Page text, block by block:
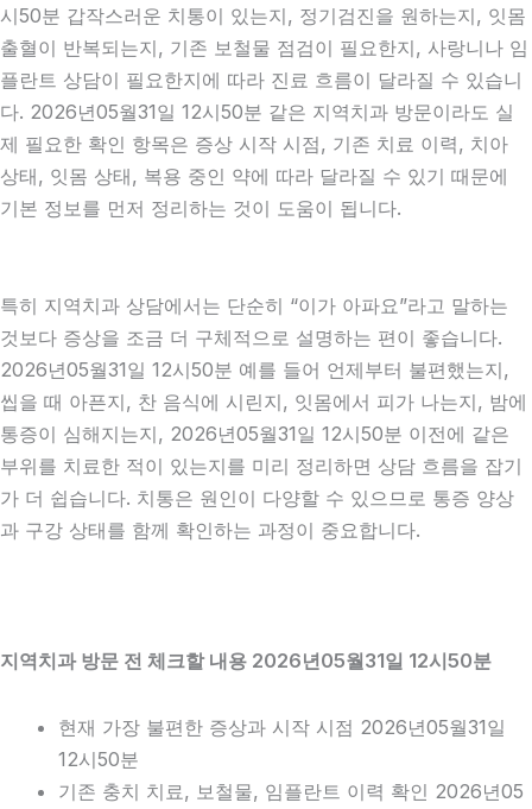
시50분 갑작스러운 치통이 있는지, 정기검진을 원하는지, 잇몸
출혈이 반복되는지, 기존 보철물 점검이 필요한지, 사랑니나 임
플란트 상담이 필요한지에 따라 진료 흐름이 달라질 수 있습니
다. 2026년05월31일 12시50분 같은 지역치과 방문이라도 실
제 필요한 확인 항목은 증상 시작 시점, 기존 치료 이력, 치아
상태, 잇몸 상태, 복용 중인 약에 따라 달라질 수 있기 때문에
기본 정보를 먼저 정리하는 것이 도움이 됩니다.
특히 지역치과 상담에서는 단순히 “이가 아파요”라고 말하는
것보다 증상을 조금 더 구체적으로 설명하는 편이 좋습니다.
2026년05월31일 12시50분 예를 들어 언제부터 불편했는지,
씹을 때 아픈지, 찬 음식에 시린지, 잇몸에서 피가 나는지, 밤에
통증이 심해지는지, 2026년05월31일 12시50분 이전에 같은
부위를 치료한 적이 있는지를 미리 정리하면 상담 흐름을 잡기
가 더 쉽습니다. 치통은 원인이 다양할 수 있으므로 통증 양상
과 구강 상태를 함께 확인하는 과정이 중요합니다.
지역치과 방문 전 체크할 내용 2026년05월31일 12시50분
현재 가장 불편한 증상과 시작 시점 2026년05월31일
12시50분
기존 충치 치료, 보철물, 임플란트 이력 확인 2026년05